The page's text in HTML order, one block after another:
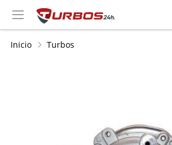
Inicio Turbos